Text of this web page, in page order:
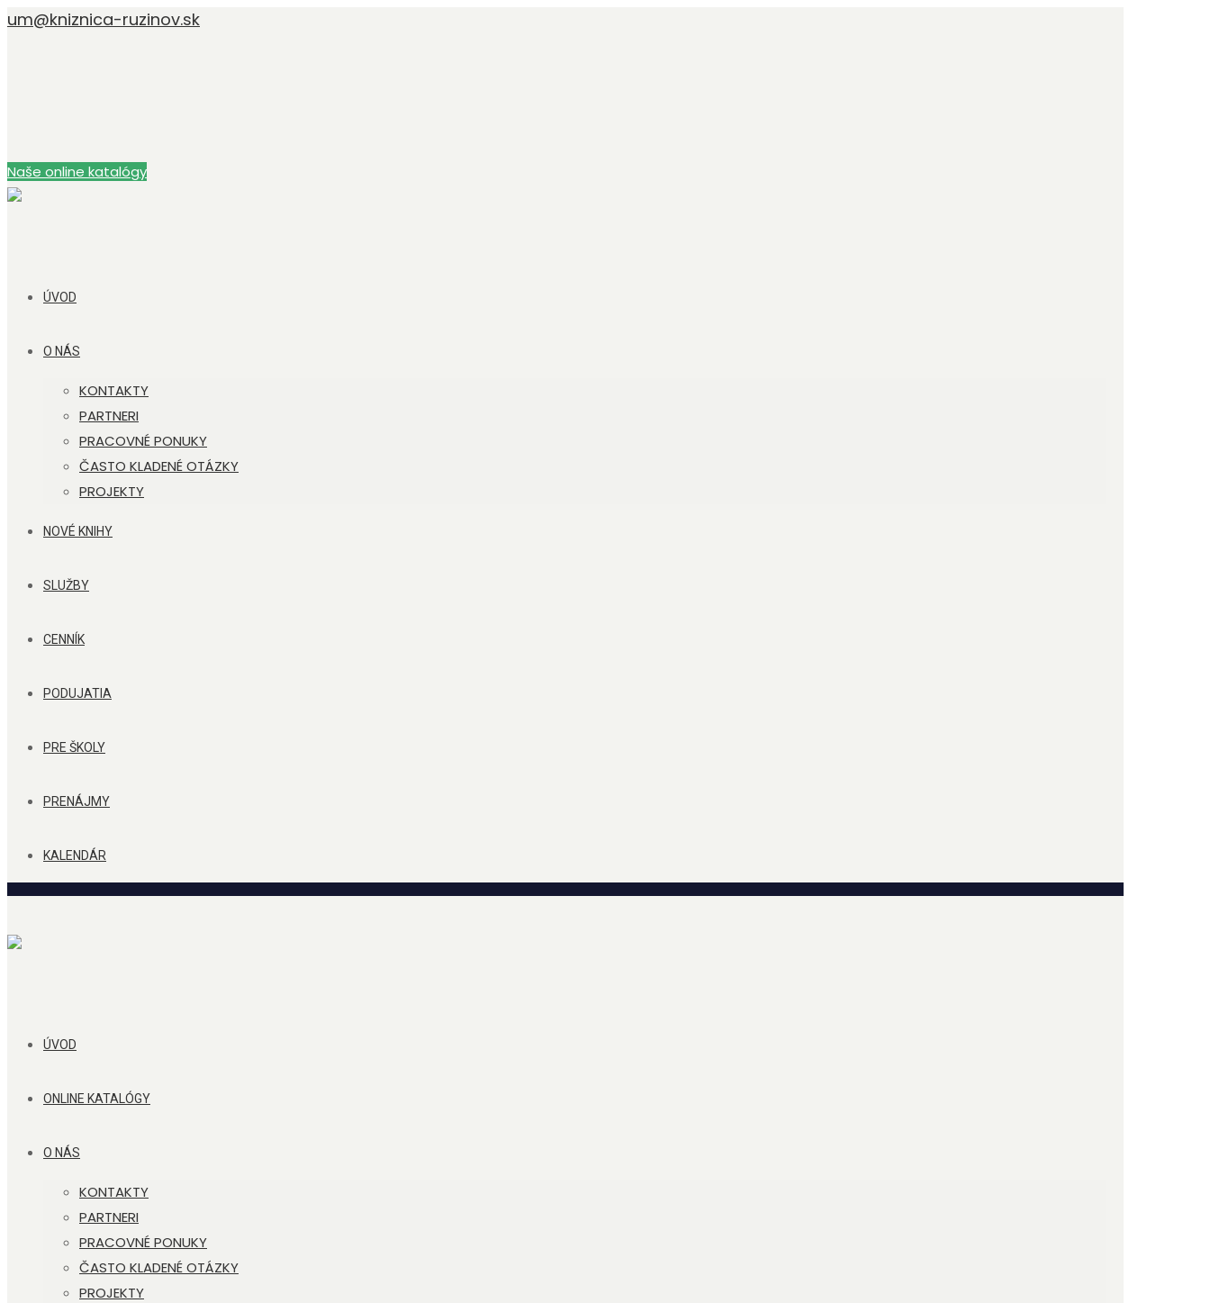
um@kniznica-ruzinov.sk
Naše online katalógy
ÚVOD
O NÁS
KONTAKTY
PARTNERI
PRACOVNÉ PONUKY
ČASTO KLADENÉ OTÁZKY
PROJEKTY
NOVÉ KNIHY
SLUŽBY
CENNÍK
PODUJATIA
PRE ŠKOLY
PRENÁJMY
KALENDÁR
ÚVOD
ONLINE KATALÓGY
O NÁS
KONTAKTY
PARTNERI
PRACOVNÉ PONUKY
ČASTO KLADENÉ OTÁZKY
PROJEKTY